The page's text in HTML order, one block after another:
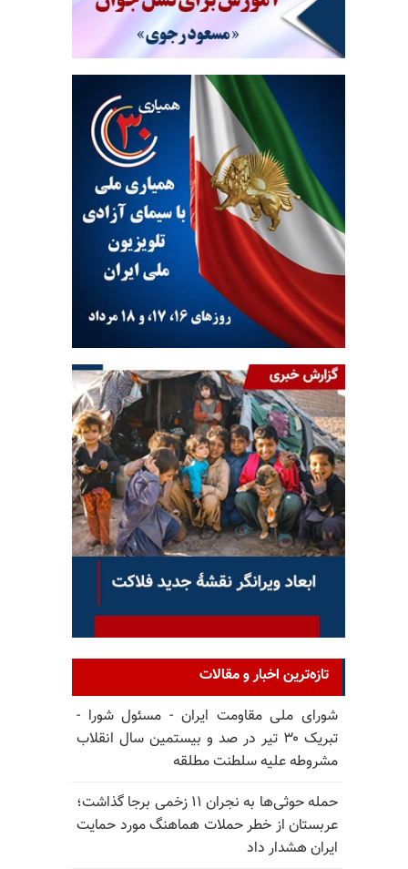
تازه‌ترین اخبار و مقالات
شورای ملی مقاومت ایران - مسئول شورا -
تبریک ۳۰ تیر در صد و بیستمین سال انقلاب
مشروطه علیه سلطنت مطلقه
حمله حوثی‌ها به نجران ۱۱ زخمی برجا گذاشت؛
عربستان از خطر حملات هماهنگ مورد حمایت
ایران هشدار داد